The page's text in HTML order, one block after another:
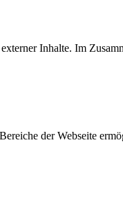
Inhalte. Im
der Webseite